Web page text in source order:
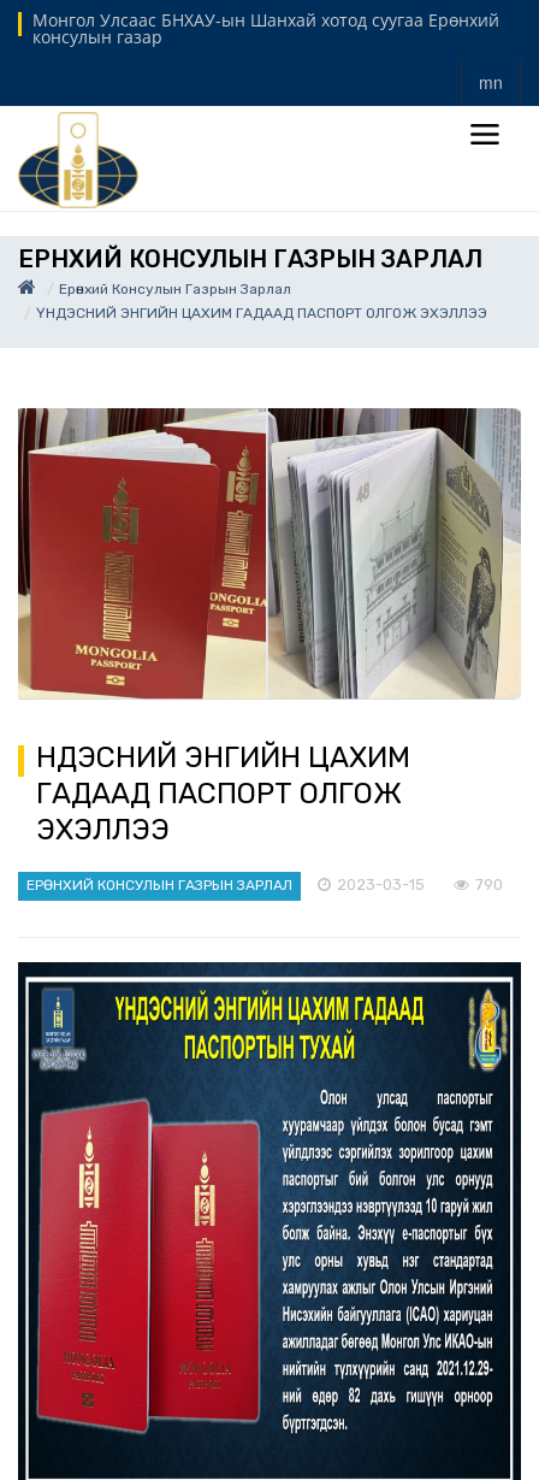
Монгол Улсаас БНХАУ-ын Шанхай хотод суугаа Ерөнхий
консулын газар
mn
ЕРӨНХИЙ КОНСУЛЫН ГАЗРЫН ЗАРЛАЛ
Ерөнхий Консулын Газрын Зарлал
ҮНДЭСНИЙ ЭНГИЙН ЦАХИМ ГАДААД ПАСПОРТ ОЛГОЖ ЭХЭЛЛЭЭ
ҮНДЭСНИЙ ЭНГИЙН ЦАХИМ
ГАДААД ПАСПОРТ ОЛГОЖ
ЭХЭЛЛЭЭ
ЕРӨНХИЙ КОНСУЛЫН ГАЗРЫН ЗАРЛАЛ 2023-03-15 790